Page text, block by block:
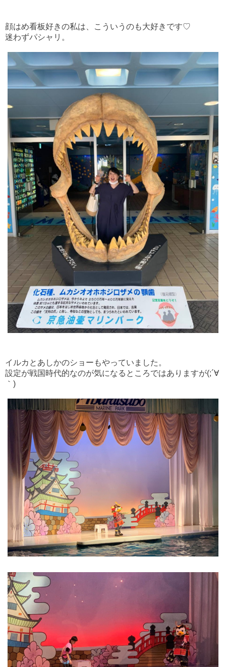
顔はめ看板好きの私は、こういうのも大好きです♡
迷わずパシャリ。
イルカとあしかのショーもやっていました。
設定が戦国時代的なのが気になるところではありますが(;´∀
｀)